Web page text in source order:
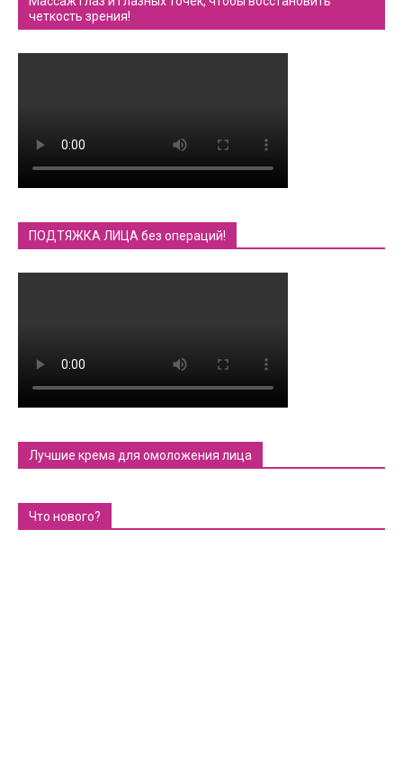
четкость зрения!
ПОДТЯЖКА ЛИЦА без операций!
Лучшие крема для омоложения лица
Что нового?